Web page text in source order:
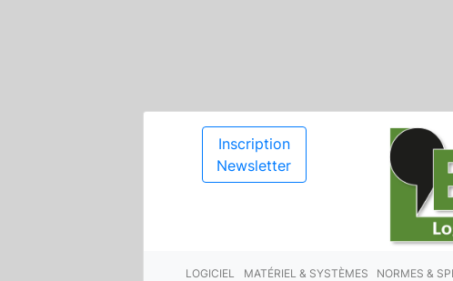
Inscription
Newsletter
LOGICIEL MATÉRIEL & SYSTÈMES NORMES &